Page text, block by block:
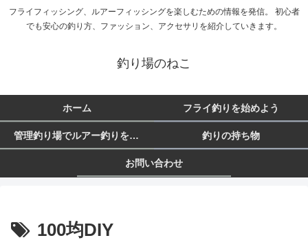
フライフィッシング、ルアーフィッシングを楽しむための情報を発信。 初心者
でも安心の釣り方、ファッション、アクセサリを紹介していきます。
釣り場のねこ
ホーム フライ釣りを始めよう
管理釣り場でルアー釣りを始めよう 釣りの持ち物
お問い合わせ
100均DIY